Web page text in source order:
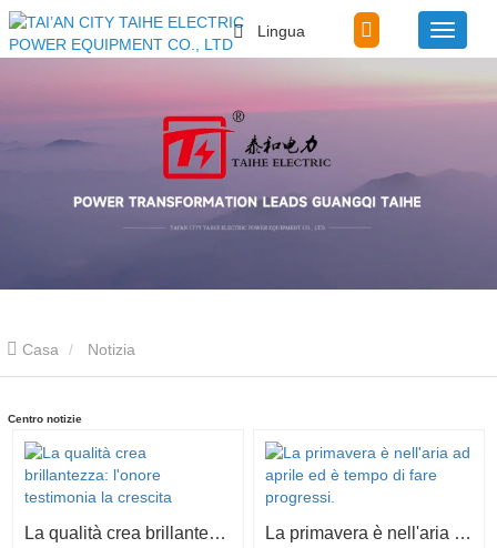
Lingua
Casa Notizia
Centro notizie
La qualità crea brillantezza: l'onore testimonia la crescita La primavera è nell'aria ad aprile ed è tempo di fare progressi.